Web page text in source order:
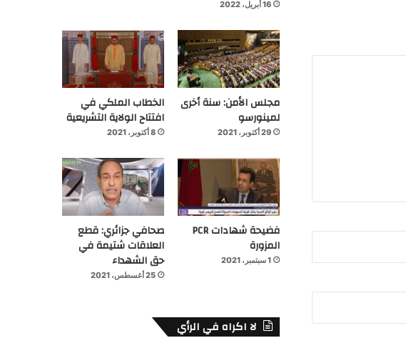
16 أبريل، 2022
مجلس الأمن: سنة أخرى
لمينورسو
29 أكتوبر، 2021
الخطاب الملكي في
افتتاح الولاية التشريعية
8 أكتوبر، 2021
فضيحة شهادات PCR
المزورة
1 سبتمبر، 2021
صحافي جزائري: قطع
العلاقات شتيمة في
حق الشهداء
25 أغسطس، 2021
لا اكراه في الرأي